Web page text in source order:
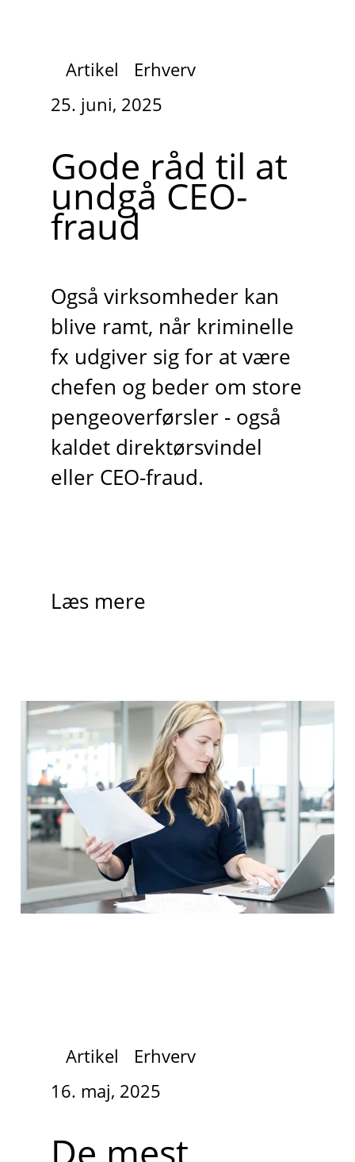
Artikel
Erhverv
25. juni, 2025
Gode råd til at
undgå CEO-
fraud
Også virksomheder kan
blive ramt, når kriminelle
fx udgiver sig for at være
chefen og beder om store
pengeoverførsler - også
kaldet direktørsvindel
eller CEO-fraud.
Læs mere
Artikel
Erhverv
16. maj, 2025
De mest